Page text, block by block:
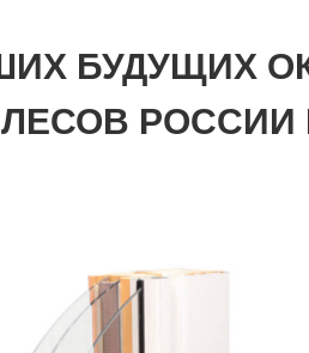
БУДУЩИХ
ЛЕСОВ РОССИИ